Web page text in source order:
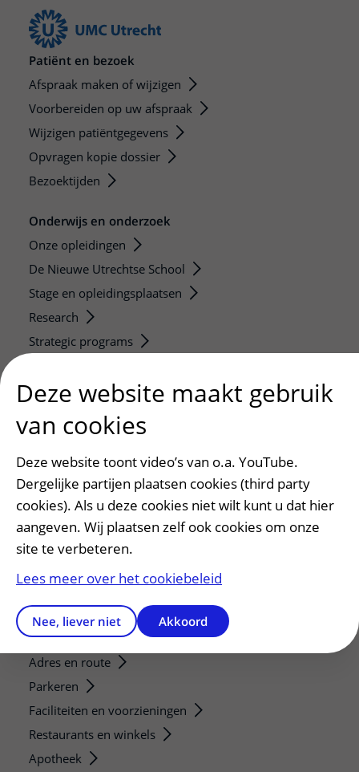
Patiënt en bezoek
Afspraak maken of wijzigen
Voorbereiden op uw afspraak
Wijzigen patiëntgegevens
Opvragen kopie dossier
Bezoektijden
Onderwijs en onderzoek
Onze opleidingen
De Nieuwe Utrechtse School
Stage en opleidingsplaatsen
Research
Strategic programs
Researchers
Research technologies
Verwijzers
Mijn patiënt verwijzen
Teleconsult aanvragen
Diagnostiek aanvragen
Zorgverlenersportaal
Service, contact en faciliteiten
Contact
Wat is uw ervaring met het UMC Utrecht?
Adres en route
Parkeren
Faciliteiten en voorzieningen
Restaurants en winkels
Apotheek
Deze website maakt gebruik
van cookies
Deze website toont video’s van o.a. YouTube.
Dergelijke partijen plaatsen cookies (third party
cookies). Als u deze cookies niet wilt kunt u dat hier
aangeven. Wij plaatsen zelf ook cookies om onze
site te verbeteren.
Lees meer over het cookiebeleid
Nee, liever niet Akkoord